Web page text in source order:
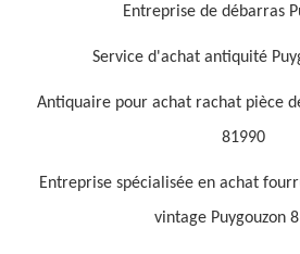
Entreprise de débarras
Service d'achat antiquité
Antiquaire pour achat rachat pièce
81990
Entreprise spécialisée en achat
vintage Puygouzon